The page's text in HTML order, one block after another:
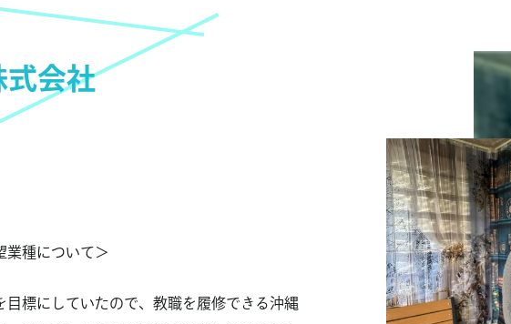
式会社
業種について＞
標にしていたので、教職を履修できる沖縄